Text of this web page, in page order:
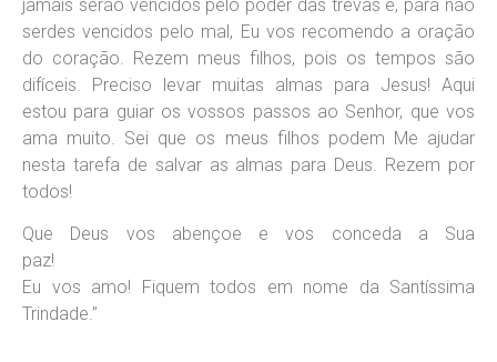
jamais serão vencidos pelo poder das trevas e, para não
serdes vencidos pelo mal, Eu vos recomendo a oração
do coração. Rezem meus filhos, pois os tempos são
difíceis. Preciso levar muitas almas para Jesus! Aqui
estou para guiar os vossos passos ao Senhor, que vos
ama muito. Sei que os meus filhos podem Me ajudar
nesta tarefa de salvar as almas para Deus. Rezem por
todos!
Que Deus vos abençoe e vos conceda a Sua
Eu vos amo! Fiquem todos em nome da Santíssima
Trindade.”